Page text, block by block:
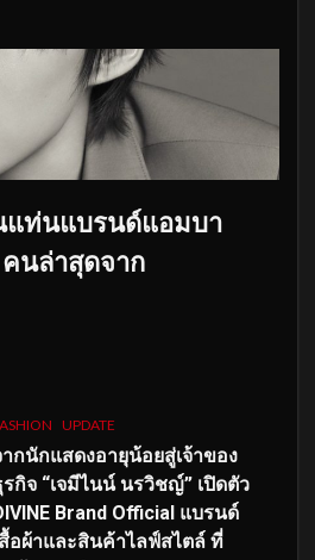
แท่นแบรนด์แอมบา
คนล่าสุดจาก
UPDATE
กนักแสดงอายุน้อยสู่เจ้าของ
รกิจ “เจมีไนน์ นรวิชญ์” เปิดตัว
Brand Official แบรนด์
สื้อผ้าและสินค้าไลฟ์สไตล์ ที่